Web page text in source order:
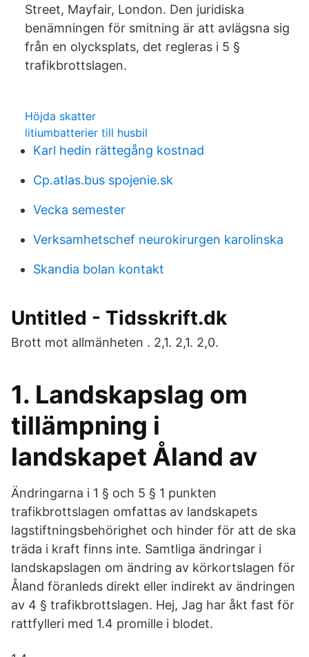
Street, Mayfair, London. Den juridiska
benämningen för smitning är att avlägsna sig
från en olycksplats, det regleras i 5 §
trafikbrottslagen.
Höjda skatter
litiumbatterier till husbil
Karl hedin rättegång kostnad
Cp.atlas.bus spojenie.sk
Vecka semester
Verksamhetschef neurokirurgen karolinska
Skandia bolan kontakt
Untitled - Tidsskrift.dk
Brott mot allmänheten . 2,1. 2,1. 2,0.
1. Landskapslag om
tillämpning i
landskapet Åland av
Ändringarna i 1 § och 5 § 1 punkten
trafikbrottslagen omfattas av landskapets
lagstiftningsbehörighet och hinder för att de ska
träda i kraft finns inte. Samtliga ändringar i
landskapslagen om ändring av körkortslagen för
Åland föranleds direkt eller indirekt av ändringen
av 4 § trafikbrottslagen. Hej, Jag har åkt fast för
rattfylleri med 1.4 promille i blodet.